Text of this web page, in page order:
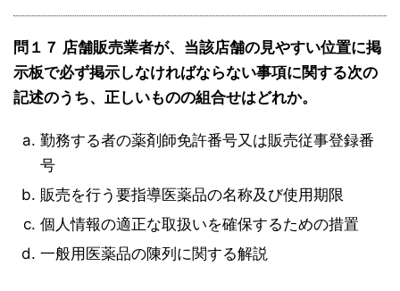
問１７ 店舗販売業者が、当該店舗の見やすい位置に掲
示板で必ず掲示しなければならない事項に関する次の
記述のうち、正しいものの組合せはどれか。
勤務する者の薬剤師免許番号又は販売従事登録番
号
販売を行う要指導医薬品の名称及び使用期限
個人情報の適正な取扱いを確保するための措置
一般用医薬品の陳列に関する解説